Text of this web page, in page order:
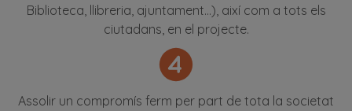
Biblioteca, llibreria, ajuntament...), així com a tots els
ciutadans, en el projecte.
Assolir un compromís ferm per part de tota la societat